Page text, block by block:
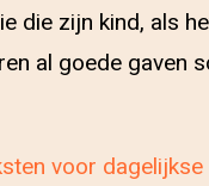
zijn kind, als
al goede gaven
voor dagelijkse